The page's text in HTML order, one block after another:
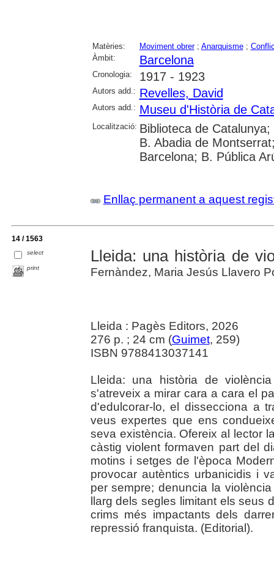
Matèries: Moviment obrer; Anarquisme;
Àmbit:
Barcelona
Cronologia: 1917 - 1923
Autors add.: Revelles, David
Autors add.: Museu d'Història de
Localització: Biblioteca de
B. Abadia de
Barcelona; B. Pública
Enllaç permanent a aquest
14 / 1563
select
print
Lleida: una història de
Fernàndez, Maria Jesús Llavero
Lleida : Pagès Editors, 2026
276 p. ; 24 cm (Guimet, 259)
ISBN 9788413037141
Lleida: una història de
s'atreveix a mirar cara a cara el
d'edulcorar-lo, el dissecciona a
veus expertes que ens
seva existència. Ofereix al lector
càstig violent formaven part del
motins i setges de l'època
provocar autèntics urbanicidis i
per sempre; denuncia la
llarg dels segles limitant els seus
crims més impactants dels
repressió franquista. (Editorial).